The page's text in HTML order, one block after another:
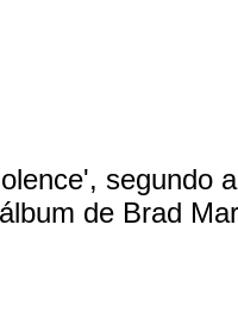
segundo
de Brad